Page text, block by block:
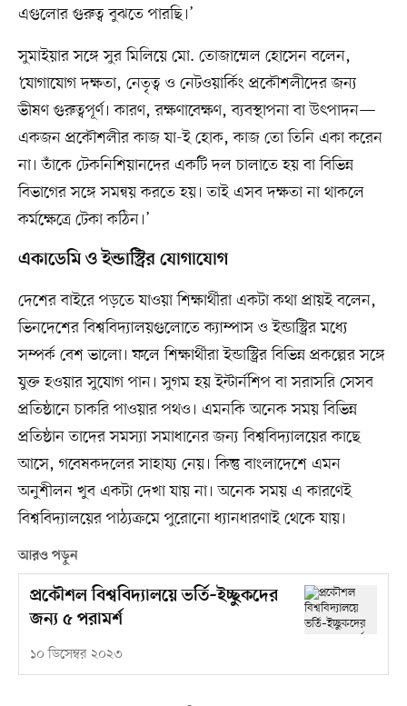
এগুলোর গুরুত্ব বুঝতে পারছি।’
সুমাইয়ার সঙ্গে সুর মিলিয়ে মো. তোজাম্মেল হোসেন বলেন,
‘যোগাযোগ দক্ষতা, নেতৃত্ব ও নেটওয়ার্কিং প্রকৌশলীদের জন্য
ভীষণ গুরুত্বপূর্ণ। কারণ, রক্ষণাবেক্ষণ, ব্যবস্থাপনা বা উৎপাদন—
একজন প্রকৌশলীর কাজ যা-ই হোক, কাজ তো তিনি একা করেন
না। তাঁকে টেকনিশিয়ানদের একটি দল চালাতে হয় বা বিভিন্ন
বিভাগের সঙ্গে সমন্বয় করতে হয়। তাই এসব দক্ষতা না থাকলে
কর্মক্ষেত্রে টেকা কঠিন।’
একাডেমি ও ইন্ডাস্ট্রির যোগাযোগ
দেশের বাইরে পড়তে যাওয়া শিক্ষার্থীরা একটা কথা প্রায়ই বলেন,
ভিনদেশের বিশ্ববিদ্যালয়গুলোতে ক্যাম্পাস ও ইন্ডাস্ট্রির মধ্যে
সম্পর্ক বেশ ভালো। ফলে শিক্ষার্থীরা ইন্ডাস্ট্রির বিভিন্ন প্রকল্পের সঙ্গে
যুক্ত হওয়ার সুযোগ পান। সুগম হয় ইন্টার্নশিপ বা সরাসরি সেসব
প্রতিষ্ঠানে চাকরি পাওয়ার পথও। এমনকি অনেক সময় বিভিন্ন
প্রতিষ্ঠান তাদের সমস্যা সমাধানের জন্য বিশ্ববিদ্যালয়ের কাছে
আসে, গবেষকদলের সাহায্য নেয়। কিন্তু বাংলাদেশে এমন
অনুশীলন খুব একটা দেখা যায় না। অনেক সময় এ কারণেই
বিশ্ববিদ্যালয়ের পাঠ্যক্রমে পুরোনো ধ্যানধারণাই থেকে যায়।
আরও পড়ুন
প্রকৌশল বিশ্ববিদ্যালয়ে ভর্তি–ইচ্ছুকদের
জন্য ৫ পরামর্শ
১০ ডিসেম্বর ২০২৩